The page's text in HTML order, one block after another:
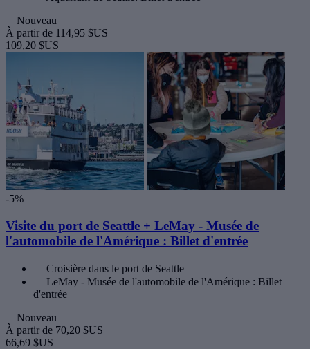
Nouveau
À partir de 114,95 $US
109,20 $US
-5%
Visite du port de Seattle + LeMay - Musée de
l'automobile de l'Amérique : Billet d'entrée
Croisière dans le port de Seattle
LeMay - Musée de l'automobile de l'Amérique : Billet
d'entrée
Nouveau
À partir de 70,20 $US
66,69 $US